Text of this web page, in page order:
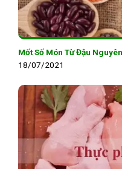
Mốt Số Món Từ Đậu
18/07/2021